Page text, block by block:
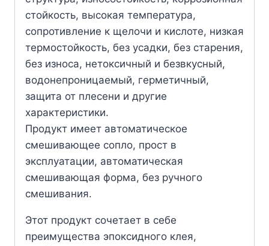
стойкость, высокая температура,
сопротивление к щелочи и кислоте, низкая
термостойкость, без усадки, без старения,
без износа, нетоксичный и безвкусный,
водонепроницаемый, герметичный,
защита от плесени и другие
характеристики.
Продукт имеет автоматическое
смешивающее сопло, прост в
эксплуатации, автоматическая
смешивающая форма, без ручного
смешивания.
Этот продукт сочетает в себе
преимущества эпоксидного клея,